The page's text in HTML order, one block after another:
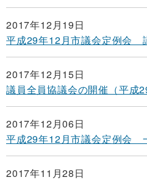
2017年12月19日
平成29年12月市議会定例会
2017年12月15日
議員全員協議会の開催（平成
2017年12月06日
平成29年12月市議会定例会
2017年11月28日